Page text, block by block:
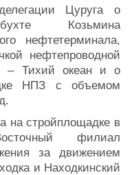
Цуруга о
Козьмина
нефтетерминала,
нефтепроводной
– Тихий океан и о
НПЗ с объемом
на стройплощадке в
филиал
за движением
и Находкинский